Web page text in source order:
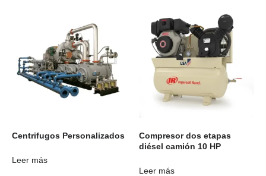
Centrifugos Personalizados
Leer más
Compresor dos etapas
diésel camión 10 HP
Leer más